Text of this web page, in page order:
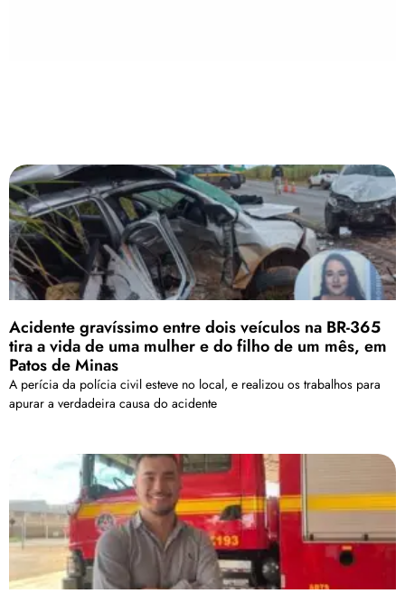
Acidente gravíssimo entre dois veículos na BR-365
tira a vida de uma mulher e do filho de um mês, em
Patos de Minas
A perícia da polícia civil esteve no local, e realizou os trabalhos para
apurar a verdadeira causa do acidente